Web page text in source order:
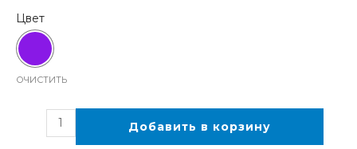
ОЧИСТИТЬ
Добавить в корзину